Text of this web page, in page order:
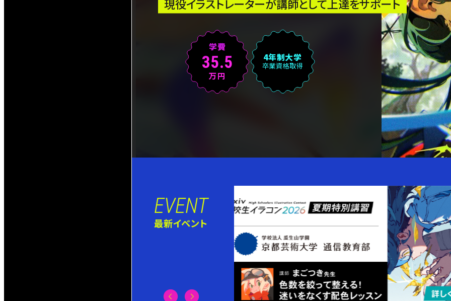
現役イラストレーターが講師として上達をサポート
学費
35.5
万円
4年制大学
卒業資格取得
EVENT
最新イベント